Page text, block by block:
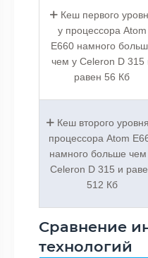
Кеш первого
у процессора Atom
E660 намного
чем у Celeron D 315
равен 56 Кб
Кеш второго
процессора Atom
намного больше чем
Celeron D 315 и
512 Кб
Сравнение
технологий